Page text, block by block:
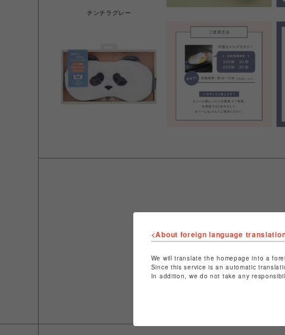
チンチラグレー
<About foreign language
We will translate the homepage into a
Since this service is an automatic
In addition, we do not take any